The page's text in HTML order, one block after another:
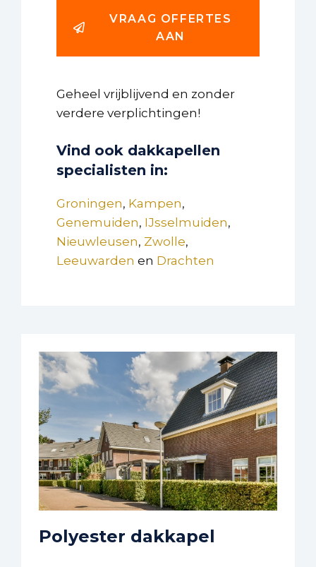
VRAAG OFFERTES
AAN
Geheel vrijblijvend en zonder
verdere verplichtingen!
Vind ook dakkapellen
specialisten in:
Groningen, Kampen,
Genemuiden, IJsselmuiden,
Nieuwleusen, Zwolle,
Leeuwarden en Drachten
Polyester dakkapel